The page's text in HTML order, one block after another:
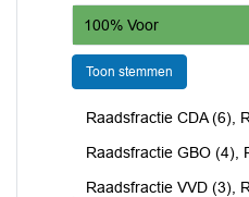
100% Voor
Toon stemmen
Raadsfractie CDA (6),
Raadsfractie GBO (4),
Raadsfractie VVD (3),